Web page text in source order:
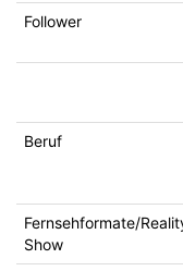
Follower
Beruf
Fernsehformate/
Show